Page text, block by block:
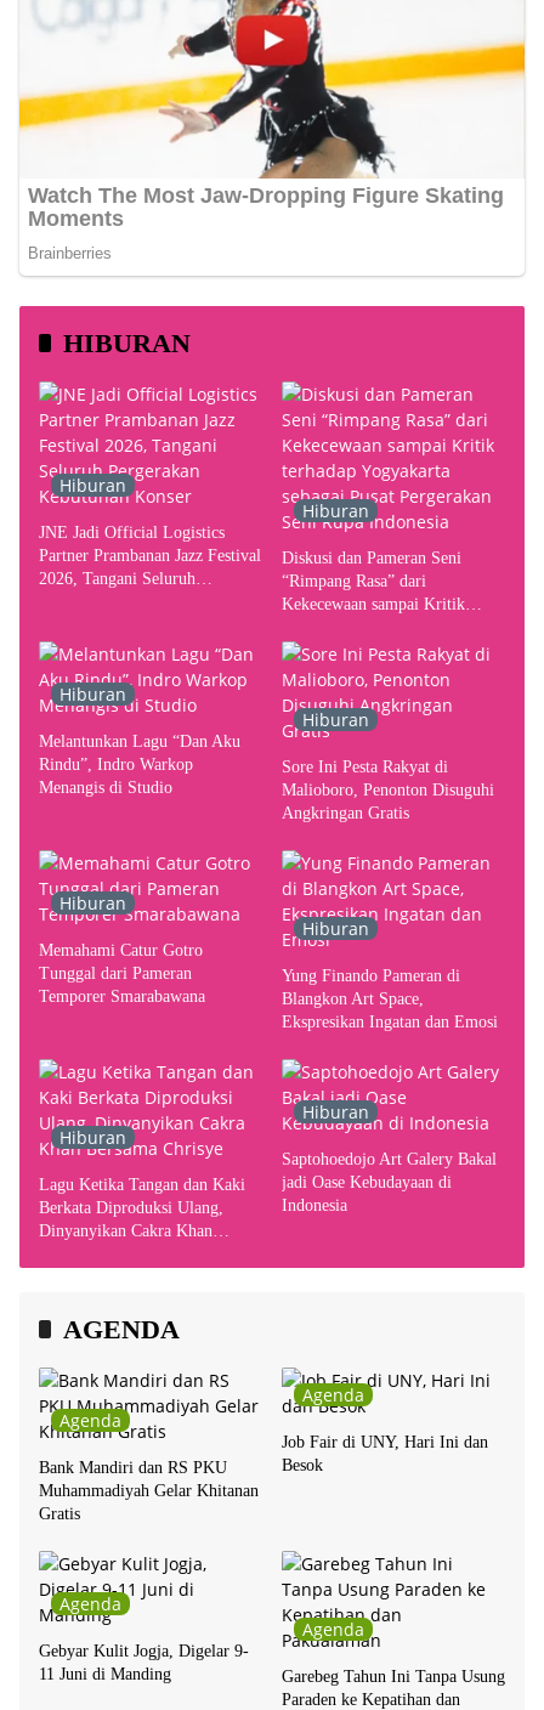
HIBURAN
Hiburan
JNE Jadi Official Logistics
Partner Prambanan Jazz Festival
2026, Tangani Seluruh
Hiburan
Diskusi dan Pameran Seni
“Rimpang Rasa” dari
Kekecewaan sampai Kritik
Pusat Pergerakan Seni Rupa
Indonesia
Hiburan
Melantunkan Lagu “Dan Aku
Rindu”, Indro Warkop
Menangis di Studio
Hiburan
Sore Ini Pesta Rakyat di
Malioboro, Penonton Disuguhi
Angkringan Gratis
Hiburan
Memahami Catur Gotro
Tunggal dari Pameran
Temporer Smarabawana
Hiburan
Yung Finando Pameran di
Blangkon Art Space,
Ekspresikan Ingatan dan Emosi
Hiburan
Lagu Ketika Tangan dan Kaki
Berkata Diproduksi Ulang,
Dinyanyikan Cakra Khan
Hiburan
Saptohoedojo Art Galery Bakal
jadi Oase Kebudayaan di
Indonesia
AGENDA
Agenda
Bank Mandiri dan RS PKU
Muhammadiyah Gelar Khitanan
Gratis
Agenda
Job Fair di UNY, Hari Ini dan
Besok
Agenda
Gebyar Kulit Jogja, Digelar 9-
11 Juni di Manding
Agenda
Garebeg Tahun Ini Tanpa Usung
Paraden ke Kepatihan dan